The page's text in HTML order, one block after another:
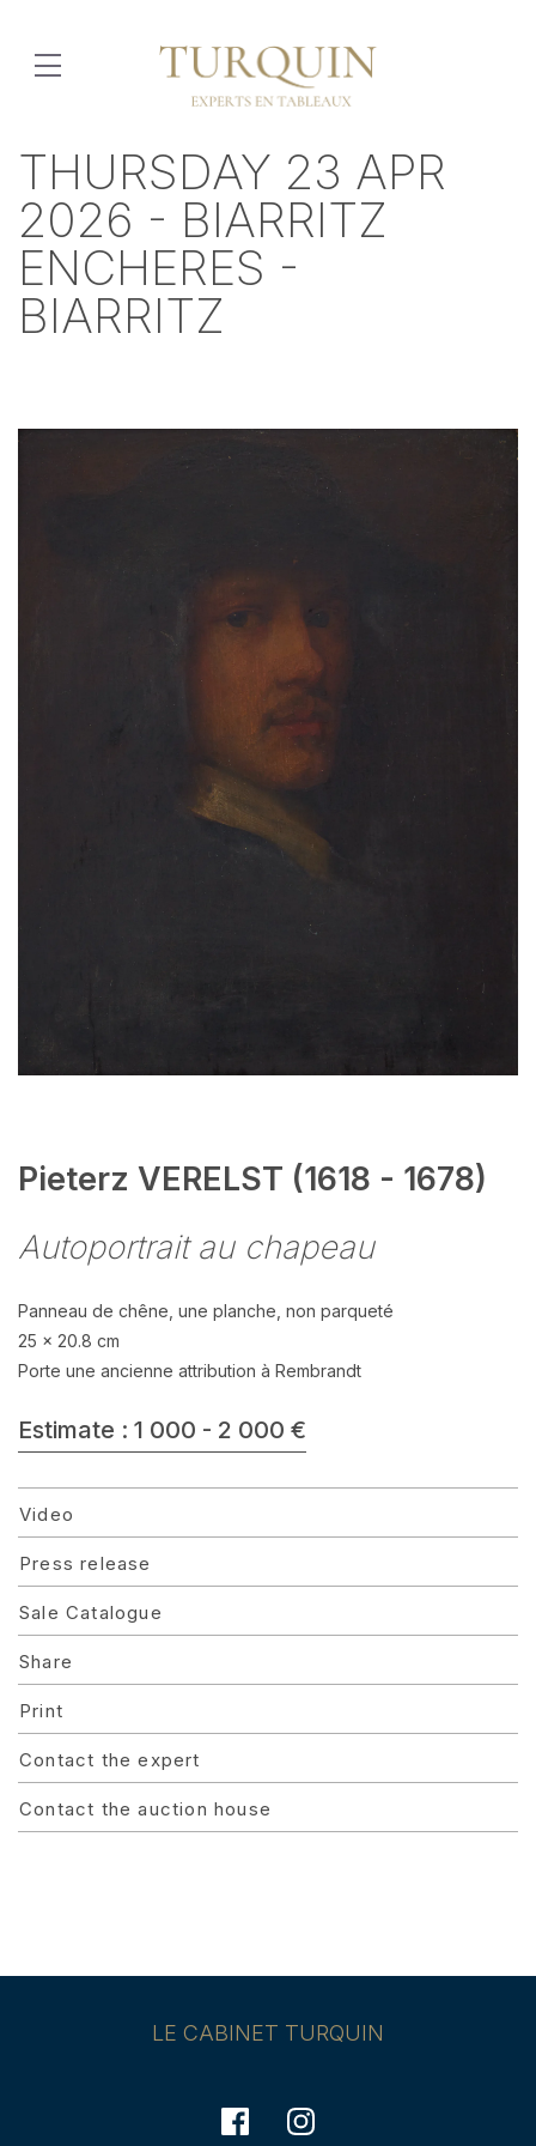
THURSDAY 23 APR
2026 - BIARRITZ
ENCHERES -
BIARRITZ
Pieterz VERELST (1618 - 1678)
Autoportrait au chapeau
Panneau de chêne, une planche, non parqueté
25 x 20.8 cm
Porte une ancienne attribution à Rembrandt
Estimate : 1 000 - 2 000 €
Video
Press release
Sale Catalogue
Share
Print
Contact the expert
Contact the auction house
LE CABINET TURQUIN